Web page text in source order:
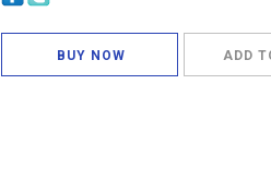
BUY NOW ADD